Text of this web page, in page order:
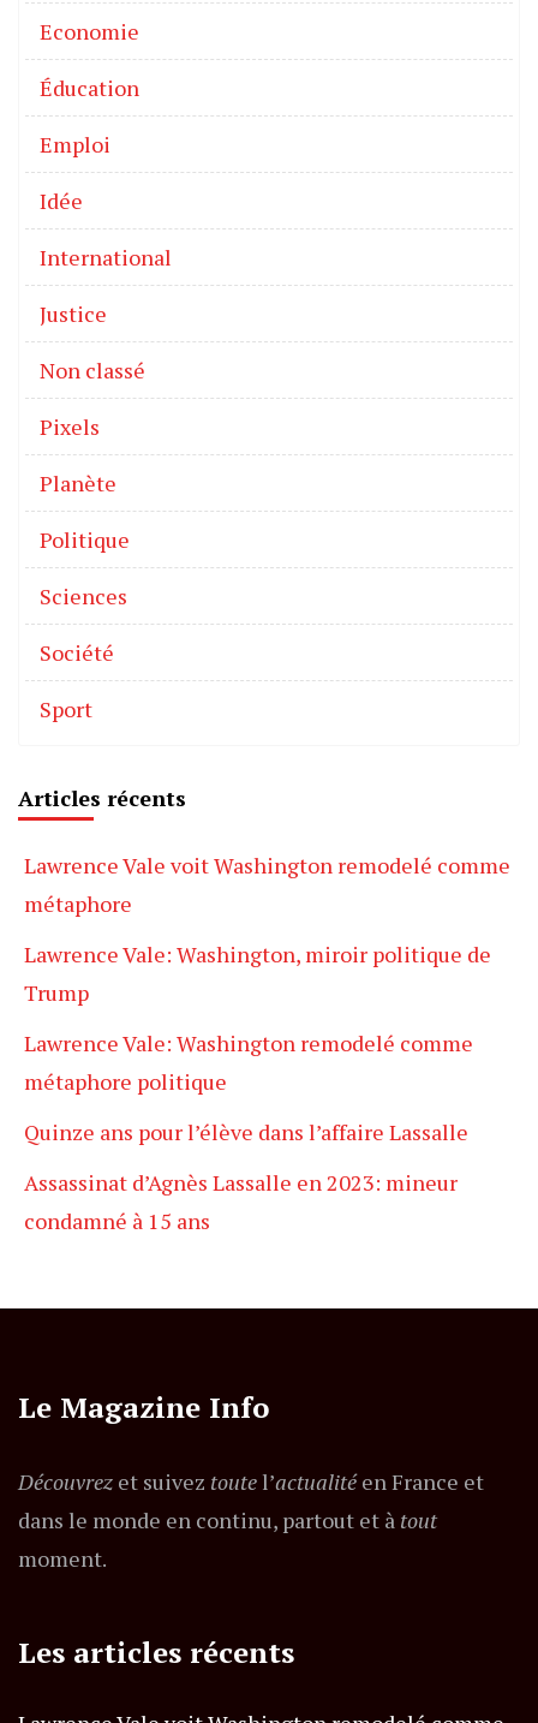
Economie
Éducation
Emploi
Idée
International
Justice
Non classé
Pixels
Planète
Politique
Sciences
Société
Sport
Articles récents
Lawrence Vale voit Washington remodelé comme
métaphore
Lawrence Vale: Washington, miroir politique de
Trump
Lawrence Vale: Washington remodelé comme
métaphore politique
Quinze ans pour l’élève dans l’affaire Lassalle
Assassinat d’Agnès Lassalle en 2023: mineur
condamné à 15 ans
Le Magazine Info
Découvrez et suivez toutel’actualitéen France et
dans le monde en continu, partout et à tout
moment.
Les articles récents